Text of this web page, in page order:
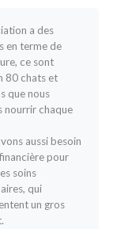
a des
en terme de
ce sont
80 chats et
que nous
nourrir chaque
aussi besoin
pour
soins
qui
un gros